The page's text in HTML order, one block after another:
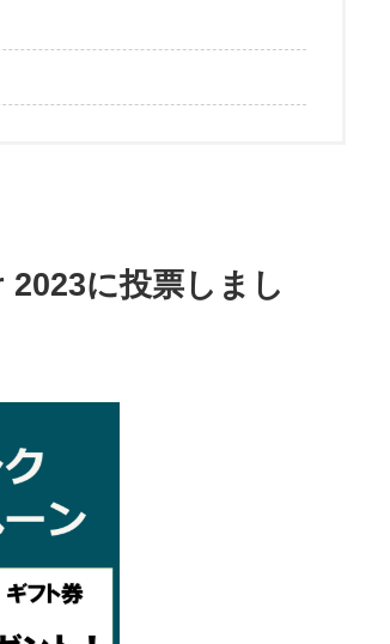
に投票しまし